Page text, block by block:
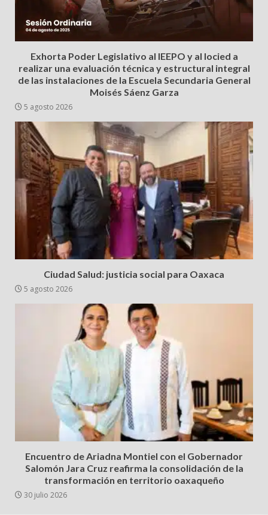
Exhorta Poder Legislativo al IEEPO y al Iocied a
realizar una evaluación técnica y estructural integral
de las instalaciones de la Escuela Secundaria General
Moisés Sáenz Garza
5 agosto 2026
Ciudad Salud: justicia social para Oaxaca
5 agosto 2026
Encuentro de Ariadna Montiel con el Gobernador
Salomón Jara Cruz reafirma la consolidación de la
transformación en territorio oaxaqueño
30 julio 2026